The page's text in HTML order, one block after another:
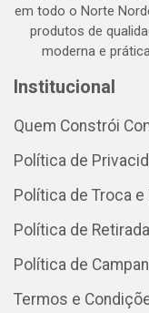
em todo o Norte
produtos de
moderna e
Institucional
Quem Constrói
Política de
Política de Troca
Política de Retirada
Política de
Termos e